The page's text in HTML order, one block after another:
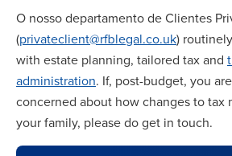
O nosso departamento de Clientes
(privateclient@rfblegal.co.uk)
with estate planning, tailored tax and
administration. If, post-budget, you
concerned about how changes to tax
your family, please do get in touch.